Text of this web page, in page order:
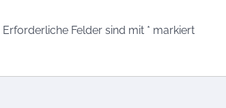
Erforderliche Felder sind mit * markiert